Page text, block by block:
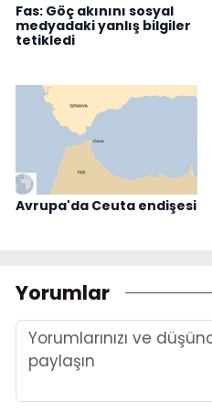
Fas: Göç akınını sosyal
medyadaki yanlış bilgiler
tetikledi
Avrupa'da Ceuta endişesi
Yorumlar